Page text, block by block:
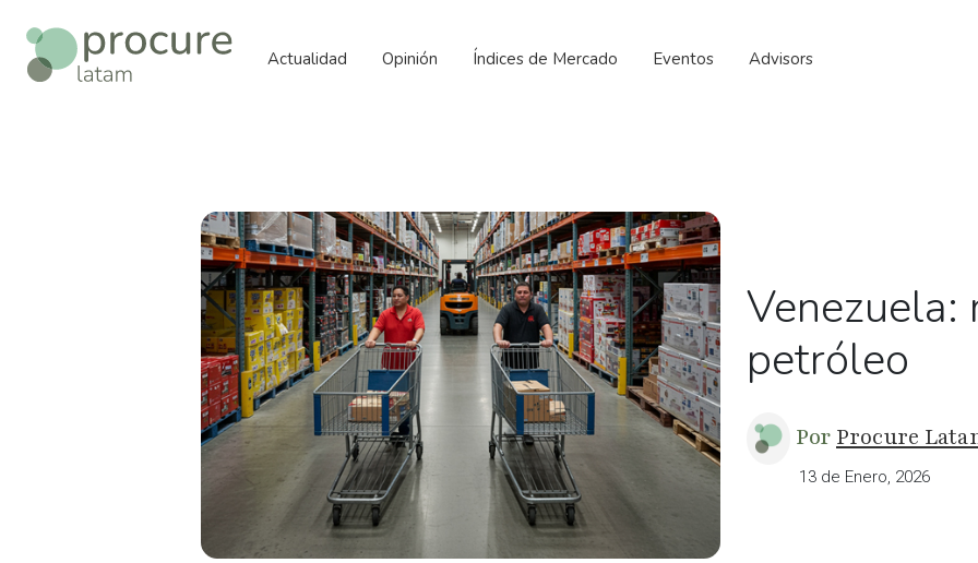
Actualidad Opinión Índices de Mercado Eventos Advisors
petróleo
Por Procure
13 de Enero, 2026